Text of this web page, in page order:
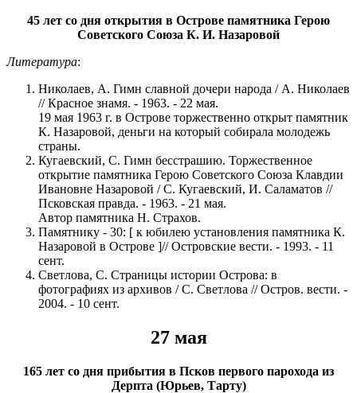
45 лет со дня открытия в Острове памятника Герою
Советского Союза К. И. Назаровой
Литература:
Николаев, А. Гимн славной дочери народа / А. Николаев
// Красное знамя. - 1963. - 22 мая.
19 мая 1963 г. в Острове торжественно открыт памятник
К. Назаровой, деньги на который собирала молодежь
страны.
Кугаевский, С. Гимн бесстрашию. Торжественное
открытие памятника Герою Советского Союза Клавдии
Ивановне Назаровой / С. Кугаевский, И. Саламатов //
Псковская правда. - 1963. - 21 мая.
Автор памятника Н. Страхов.
Памятнику - 30: [ к юбилею установления памятника К.
Назаровой в Острове ]// Островские вести. - 1993. - 11
сент.
Светлова, С. Страницы истории Острова: в
фотографиях из архивов / С. Светлова // Остров. вести. -
2004. - 10 сент.
27 мая
165 лет со дня прибытия в Псков первого парохода из
Дерпта (Юрьев, Тарту)